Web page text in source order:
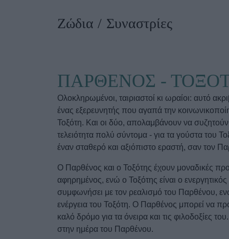
Hautes Grecians Γάμος
Ζώδια Συναστρίες
ΠΑΡΘΕΝΟΣ -
Ολοκληρωμένοι, ταιριαστοί κι ωραίοι: αυτό
ένας εξερευνητής που αγαπά την
Τοξότη. Και οι δύο, απολαμβάνουν να
τελειότητα πολύ σύντομα - για τα γούστα του
έναν σταθερό και αξιόπιστο εραστή, σαν τον
Ο Παρθένος και ο Τοξότης έχουν μοναδικές
αφηρημένος, ενώ ο Τοξότης είναι ο
συμφωνήσει με τον ρεαλισμό του Παρθένου,
ενέργεια του Τοξότη. Ο Παρθένος μπορεί να
καλό δρόμο για τα όνειρα και τις φιλοδοξίες
στην ημέρα του Παρθένου.